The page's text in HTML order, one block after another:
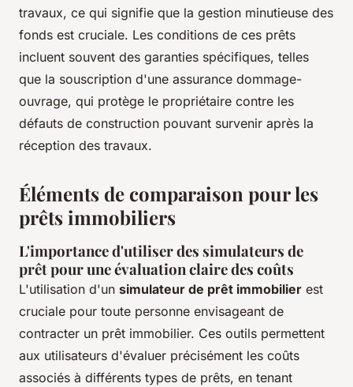
travaux, ce qui signifie que la gestion minutieuse des
fonds est cruciale. Les conditions de ces prêts
incluent souvent des garanties spécifiques, telles
que la souscription d'une assurance dommage-
ouvrage, qui protège le propriétaire contre les
défauts de construction pouvant survenir après la
réception des travaux.
Éléments de comparaison pour les
prêts immobiliers
L'importance d'utiliser des simulateurs de
prêt pour une évaluation claire des coûts
L'utilisation d'un simulateur de prêt immobilier est
cruciale pour toute personne envisageant de
contracter un prêt immobilier. Ces outils permettent
aux utilisateurs d'évaluer précisément les coûts
associés à différents types de prêts, en tenant